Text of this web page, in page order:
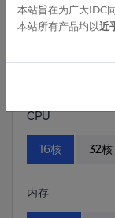
选择版本
CPU
16核 32核
内存
本站旨在为广大IDC
本站所有产品均以近